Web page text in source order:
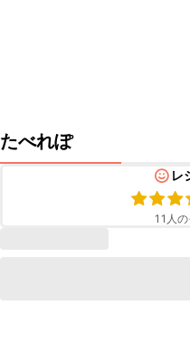
たべれぽ
レ
11 人